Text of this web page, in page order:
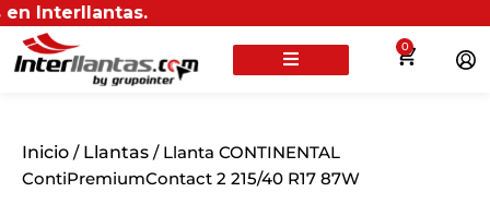
0
Inicio / Llantas / Llanta CONTINENTAL
ContiPremiumContact 2 215/40 R17 87W